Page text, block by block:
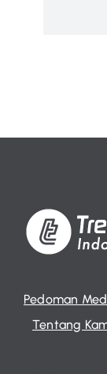
Pedoman
Tentang